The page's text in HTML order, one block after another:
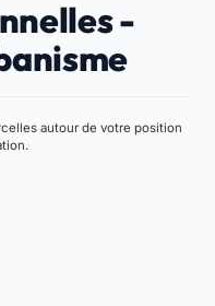
-
autour de votre position